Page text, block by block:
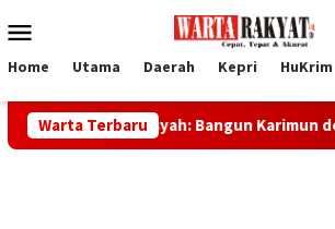
ke
Mobile
Home Utama Daerah Kepri HuKrim
Warta TerbaruBangun Karimun dengan